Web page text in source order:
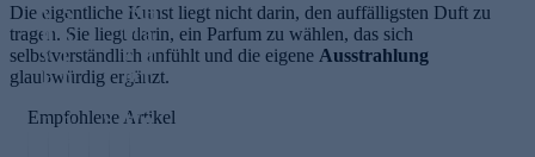
Die eigentliche Kunst liegt nicht darin, den auffälligsten Duft zu
tragen. Sie liegt darin, ein Parfum zu wählen, das sich
selbstverständlich anfühlt und die eigene Ausstrahlung
glaubwürdig ergänzt.
Empfohlene Artikel
v
it
y
E
n
S
k
i
n
o
S
ro
bl
e
m
W
H
a
u
t
o